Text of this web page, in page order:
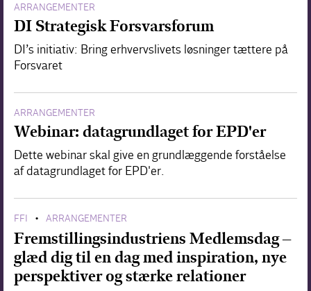
ARRANGEMENTER
DI Strategisk Forsvarsforum
DI’s initiativ: Bring erhvervslivets løsninger tættere på
Forsvaret
ARRANGEMENTER
Webinar: datagrundlaget for EPD'er
Dette webinar skal give en grundlæggende forståelse
af datagrundlaget for EPD'er.
FFI • ARRANGEMENTER
Fremstillingsindustriens Medlemsdag –
glæd dig til en dag med inspiration, nye
perspektiver og stærke relationer